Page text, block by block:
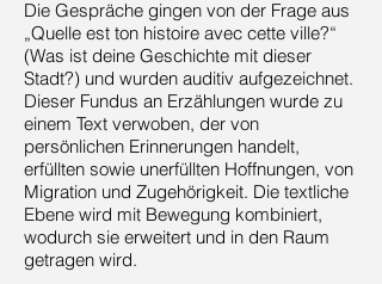
Die Gespräche gingen von der Frage aus
„Quelle est ton histoire avec cette ville?“
(Was ist deine Geschichte mit dieser
Stadt?) und wurden auditiv aufgezeichnet.
Dieser Fundus an Erzählungen wurde zu
einem Text verwoben, der von
persönlichen Erinnerungen handelt,
erfüllten sowie unerfüllten Hoffnungen, von
Migration und Zugehörigkeit. Die textliche
Ebene wird mit Bewegung kombiniert,
wodurch sie erweitert und in den Raum
getragen wird.